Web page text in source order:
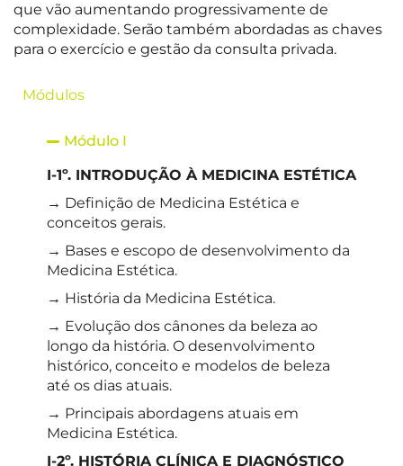
que vão aumentando progressivamente de
complexidade. Serão também abordadas as chaves
para o exercício e gestão da consulta privada.
Módulos
Módulo I
I-1º. INTRODUÇÃO À MEDICINA ESTÉTICA
→ Definição de Medicina Estética e
conceitos gerais.
→ Bases e escopo de desenvolvimento da
Medicina Estética.
→ História da Medicina Estética.
→ Evolução dos cânones da beleza ao
longo da história. O desenvolvimento
histórico, conceito e modelos de beleza
até os dias atuais.
→ Principais abordagens atuais em
Medicina Estética.
I-2º. HISTÓRIA CLÍNICA E DIAGNÓSTICO